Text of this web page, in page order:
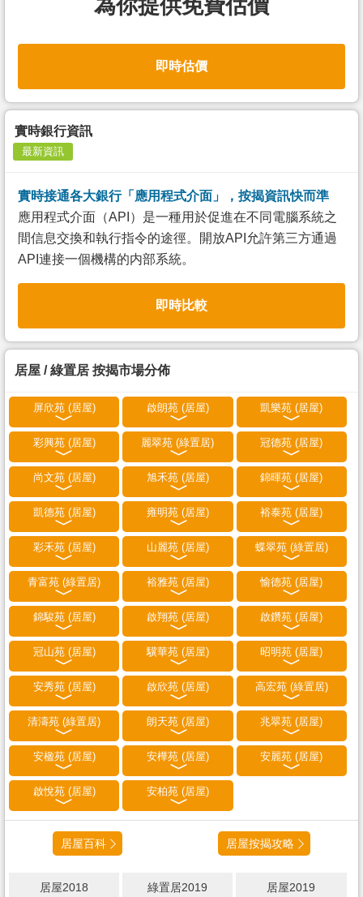
為你提供免費估價
即時估價
實時銀行資訊
最新資訊
實時接通各大銀行「應用程式介面」，按揭資訊快而準
應用程式介面（API）是一種用於促進在不同電腦系統之
間信息交換和執行指令的途徑。開放API允許第三方通過
API連接一個機構的内部系統。
即時比較
居屋 / 綠置居 按揭市場分佈
屏欣苑 (居屋) 啟朗苑 (居屋) 凱樂苑 (居屋)
彩興苑 (居屋) 麗翠苑 (綠置居) 冠德苑 (居屋)
尚文苑 (居屋) 旭禾苑 (居屋) 錦暉苑 (居屋)
凱德苑 (居屋) 雍明苑 (居屋) 裕泰苑 (居屋)
彩禾苑 (居屋) 山麗苑 (居屋) 蝶翠苑 (綠置居)
青富苑 (綠置居) 裕雅苑 (居屋) 愉德苑 (居屋)
錦駿苑 (居屋) 啟翔苑 (居屋) 啟鑽苑 (居屋)
冠山苑 (居屋) 驥華苑 (居屋) 昭明苑 (居屋)
安秀苑 (居屋) 啟欣苑 (居屋) 高宏苑 (綠置居)
清濤苑 (綠置居) 朗天苑 (居屋) 兆翠苑 (居屋)
安楹苑 (居屋) 安樺苑 (居屋) 安麗苑 (居屋)
啟悅苑 (居屋) 安柏苑 (居屋)
居屋百科 居屋按揭攻略
居屋2018 綠置居2019 居屋2019